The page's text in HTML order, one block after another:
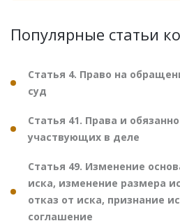
Популярные статьи
Статья 4. Право на
суд
Статья 41. Права и
участвующих в деле
Статья 49. Изменение
иска, изменение размера
отказ от иска, признание
соглашение